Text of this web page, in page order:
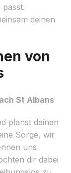
deinen
von
St Albans
planst deinen
Sorge, wir
uns
dir dabei